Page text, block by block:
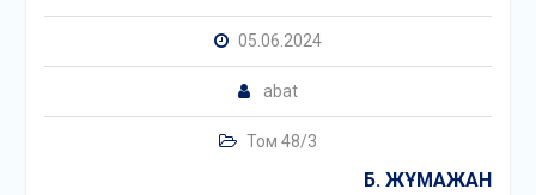
05.06.2024
abat
Том 48/3
Б. ЖҰМАЖАН